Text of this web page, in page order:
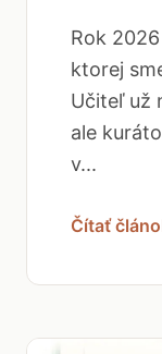
Rok
ktorej
Učiteľ už
ale
v...
Čítať